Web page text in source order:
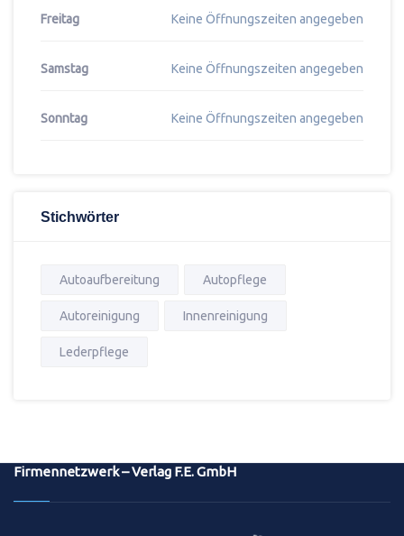
Freitag Keine Öffnungszeiten angegeben
Samstag Keine Öffnungszeiten angegeben
Sonntag Keine Öffnungszeiten angegeben
Stichwörter
Autoaufbereitung Autopflege
Autoreinigung Innenreinigung
Lederpflege
Firmennetzwerk – Verlag F.E. GmbH